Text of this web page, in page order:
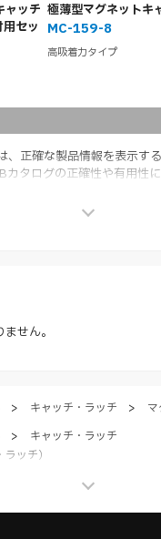
ャッチ
セッ
極薄型マグネットキ
MC-159-8
高吸着力タイプ
、正確な製品情報を表示す
カタログの正確性や有用性
、又は販売促進目的の利用
情報のご利用にあたっては
シー、製品情報ガイドをご
せん。
> キャッチ・ラッチ >
>
キャッチ・ラッチ
ッチ）
ラッチ・キャッチ
> ラッチ・キャッチ